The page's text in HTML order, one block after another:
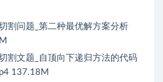
割问题_第二种最优解方案分析
割文题_自顶向下递归方法的代码
137.18M